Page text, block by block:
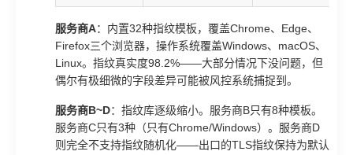
服务商A：内置32种指纹模板，覆盖Chrome、Edge、
Firefox三个浏览器，操作系统覆盖Windows、macOS、
Linux。指纹真实度98.2%——大部分情况下没问题，但
偶尔有极细微的字段差异可能被风控系统捕捉到。
服务商B~D：指纹库逐级缩小。服务商B只有8种模板。
服务商C只有3种（只有Chrome/Windows）。服务商D
则完全不支持指纹随机化——出口的TLS指纹保持为默认